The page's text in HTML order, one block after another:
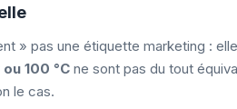
» pas une étiquette marketing :
100 °Cne sont pas du tout
le cas.